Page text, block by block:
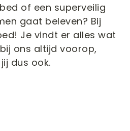
of een superveilig
gaat beleven? Bij
Je vindt er alles wat
ons altijd voorop,
dus ook.